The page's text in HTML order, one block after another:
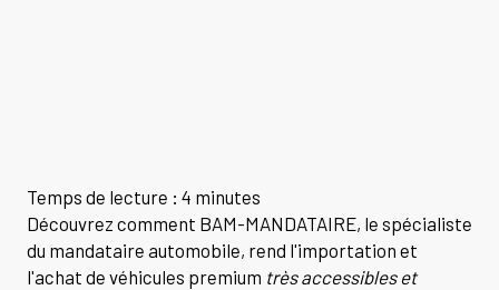
Temps de lecture : 4 minutes
Découvrez comment BAM-MANDATAIRE, le spécialiste
du mandataire automobile, rend l'importation et
l'achat de véhicules premium très accessibles et